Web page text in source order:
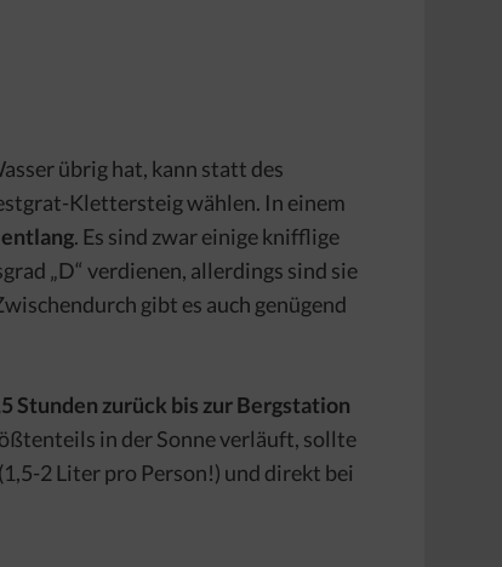
übrig hat, kann statt des
Klettersteig wählen. In einem
. Es sind zwar einige knifflige
„D“ verdienen, allerdings sind sie
gibt es auch genügend
Stunden zurück bis zur Bergstation
in der Sonne verläuft, sollte
2 Liter pro Person!) und direkt bei